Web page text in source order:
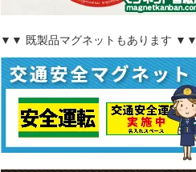
▼▼ 既製品マグネットもあります ▼▼